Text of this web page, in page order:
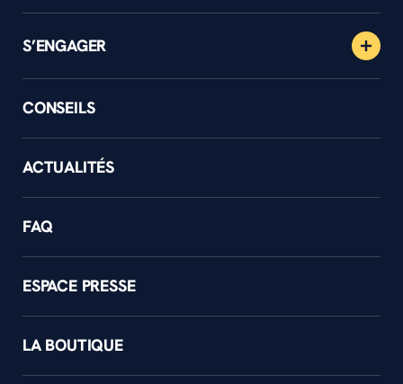
S’ENGAGER
CONSEILS
ACTUALITÉS
FAQ
ESPACE PRESSE
LA BOUTIQUE